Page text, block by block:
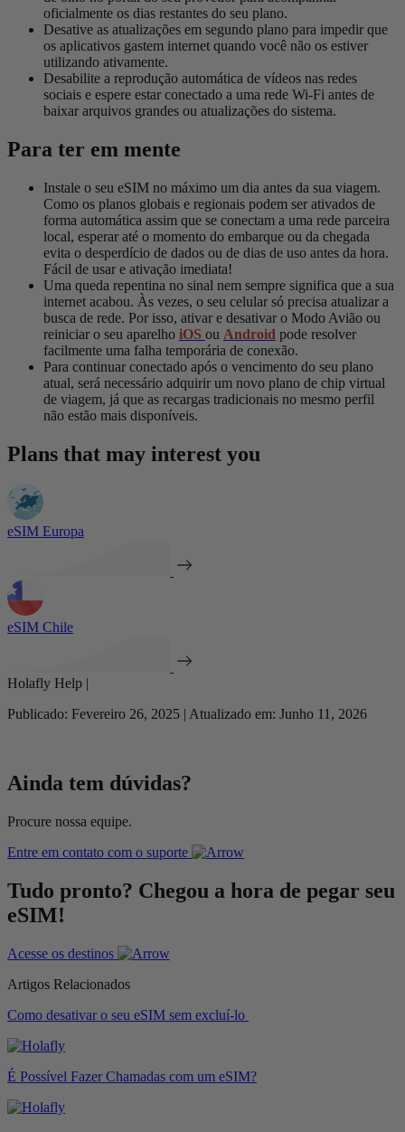
oficialmente os dias restantes do seu plano.
Desative as atualizações em segundo plano para impedir que
os aplicativos gastem internet quando você não os estiver
utilizando ativamente.
Desabilite a reprodução automática de vídeos nas redes
sociais e espere estar conectado a uma rede Wi-Fi antes de
baixar arquivos grandes ou atualizações do sistema.
Para ter em mente
Instale o seu eSIM no máximo um dia antes da sua viagem.
Como os planos globais e regionais podem ser ativados de
forma automática assim que se conectam a uma rede parceira
local, esperar até o momento do embarque ou da chegada
evita o desperdício de dados ou de dias de uso antes da hora.
Fácil de usar e ativação imediata!
Uma queda repentina no sinal nem sempre significa que a sua
internet acabou. Às vezes, o seu celular só precisa atualizar a
busca de rede. Por isso, ativar e desativar o Modo Avião ou
reiniciar o seu aparelho iOS ou Android pode resolver
facilmente uma falha temporária de conexão.
Para continuar conectado após o vencimento do seu plano
atual, será necessário adquirir um novo plano de chip virtual
de viagem, já que as recargas tradicionais no mesmo perfil
não estão mais disponíveis.
Plans that may interest you
eSIM Europa
eSIM Chile
Holafly Help |
Publicado: Fevereiro 26, 2025 | Atualizado em: Junho 11, 2026
Ainda tem dúvidas?
Procure nossa equipe.
Entre em contato com o suporte
Tudo pronto? Chegou a hora de pegar seu
eSIM!
Acesse os destinos
Artigos Relacionados
Como desativar o seu eSIM sem excluí-lo
É Possível Fazer Chamadas com um eSIM?